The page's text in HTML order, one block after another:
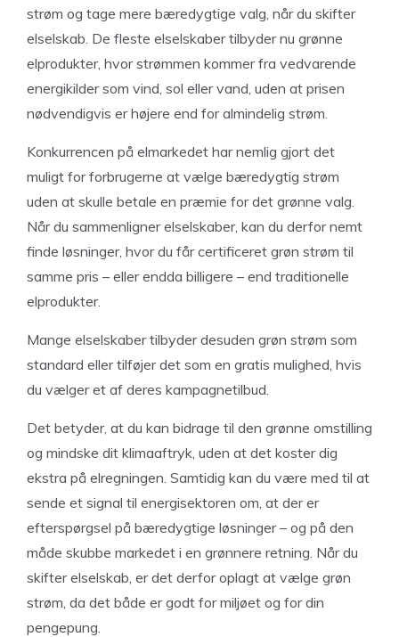
strøm og tage mere bæredygtige valg, når du skifter
elselskab. De fleste elselskaber tilbyder nu grønne
elprodukter, hvor strømmen kommer fra vedvarende
energikilder som vind, sol eller vand, uden at prisen
nødvendigvis er højere end for almindelig strøm.
Konkurrencen på elmarkedet har nemlig gjort det
muligt for forbrugerne at vælge bæredygtig strøm
uden at skulle betale en præmie for det grønne valg.
Når du sammenligner elselskaber, kan du derfor nemt
finde løsninger, hvor du får certificeret grøn strøm til
samme pris – eller endda billigere – end traditionelle
elprodukter.
Mange elselskaber tilbyder desuden grøn strøm som
standard eller tilføjer det som en gratis mulighed, hvis
du vælger et af deres kampagnetilbud.
Det betyder, at du kan bidrage til den grønne omstilling
og mindske dit klimaaftryk, uden at det koster dig
ekstra på elregningen. Samtidig kan du være med til at
sende et signal til energisektoren om, at der er
efterspørgsel på bæredygtige løsninger – og på den
måde skubbe markedet i en grønnere retning. Når du
skifter elselskab, er det derfor oplagt at vælge grøn
strøm, da det både er godt for miljøet og for din
pengepung.